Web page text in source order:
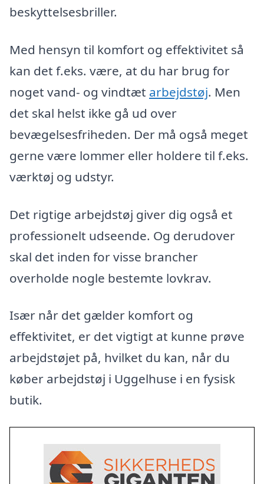
beskyttelsesbriller.
Med hensyn til komfort og effektivitet så
kan det f.eks. være, at du har brug for
noget vand- og vindtæt arbejdstøj. Men
det skal helst ikke gå ud over
bevægelsesfriheden. Der må også meget
gerne være lommer eller holdere til f.eks.
værktøj og udstyr.
Det rigtige arbejdstøj giver dig også et
professionelt udseende. Og derudover
skal det inden for visse brancher
overholde nogle bestemte lovkrav.
Især når det gælder komfort og
effektivitet, er det vigtigt at kunne prøve
arbejdstøjet på, hvilket du kan, når du
køber arbejdstøj i Uggelhuse i en fysisk
butik.